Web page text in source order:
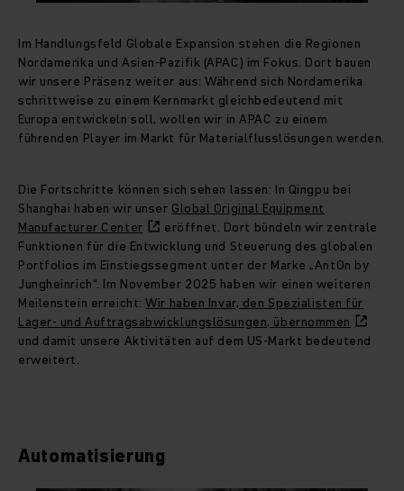
Im Handlungsfeld Globale Expansion stehen die Regionen
Nordamerika und Asien‑Pazifik (APAC) im Fokus. Dort bauen
wir unsere Präsenz weiter aus: Während sich Nordamerika
schrittweise zu einem Kernmarkt gleichbedeutend mit
Europa entwickeln soll, wollen wir in APAC zu einem
führenden Player im Markt für Materialflusslösungen werden.
Die Fortschritte können sich sehen lassen: In Qingpu bei
Shanghai haben wir unser Global Original Equipment
Manufacturer Center
eröffnet. Dort bündeln wir zentrale
Funktionen für die Entwicklung und Steuerung des globalen
Portfolios im Einstiegssegment unter der Marke „AntOn by
Jungheinrich“. Im November 2025 haben wir einen weiteren
Meilenstein erreicht:Wir haben Invar, den Spezialisten für
Lager‑ und Auftragsabwicklungslösungen, übernommen
und damit unsere Aktivitäten auf dem US-Markt bedeutend
erweitert.
Automatisierung